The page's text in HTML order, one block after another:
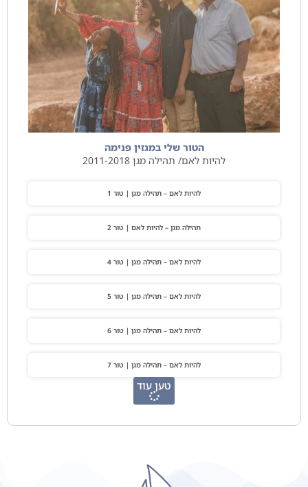
הטור שלי במגזין פנימה
להיות לאם/ תהילה מגן 2011-2018
להיות לאם – תהילה מגן | טור 1
תהילה מגן – להיות לאם | טור 2
להיות לאם – תהילה מגן | טור 4
להיות לאם – תהילה מגן | טור 5
להיות לאם – תהילה מגן | טור 6
להיות לאם – תהילה מגן | טור 7
טען עוד